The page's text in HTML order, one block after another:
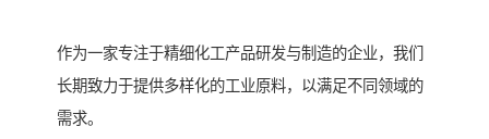
作为一家专注于精细化工产品研发与制造的企业，我们
长期致力于提供多样化的工业原料，以满足不同领域的
需求。